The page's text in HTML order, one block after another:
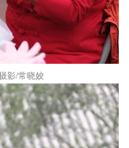
影/常晓姣